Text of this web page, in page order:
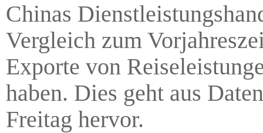
Chinas
Vergleich zum
Exporte von
haben. Dies geht aus
Freitag hervor.